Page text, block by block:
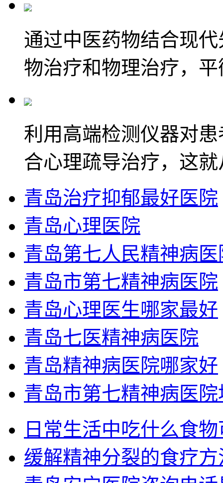
通过中医药物结合现
物治疗和物理治疗，
利用高端检测仪器对
合心理疏导治疗，这
青岛治疗抑郁最好医院
青岛心理医院
青岛第七人民精神病
青岛市第七精神病医院
青岛心理医生哪家最好
青岛七医精神病医院
青岛精神病医院哪家好
青岛市第七精神病医院
日常生活中吃什么食
缓解精神分裂的食疗